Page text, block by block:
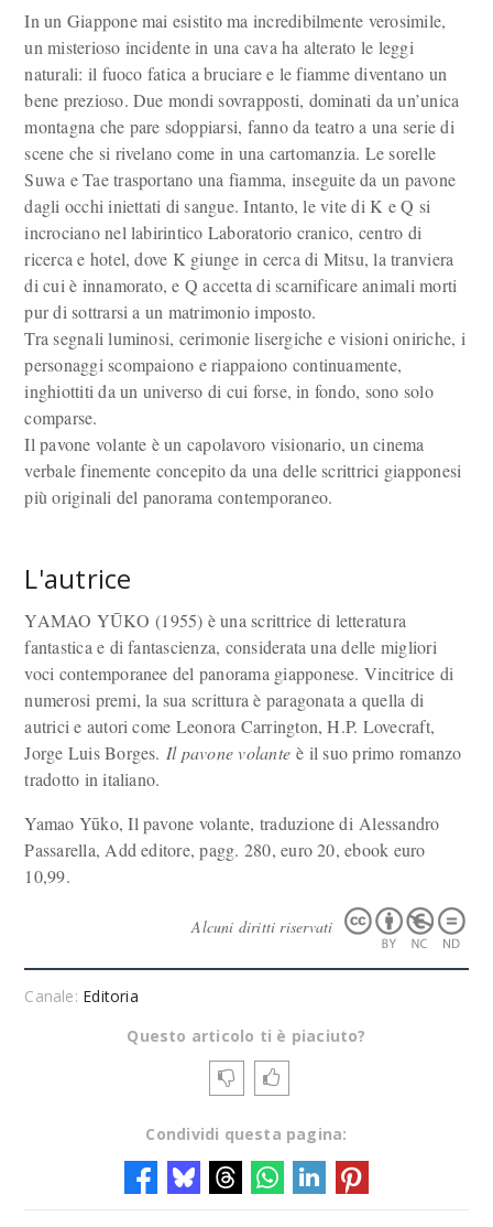
In un Giappone mai esistito ma incredibilmente verosimile,
un misterioso incidente in una cava ha alterato le leggi
naturali: il fuoco fatica a bruciare e le fiamme diventano un
bene prezioso. Due mondi sovrapposti, dominati da un’unica
montagna che pare sdoppiarsi, fanno da teatro a una serie di
scene che si rivelano come in una cartomanzia. Le sorelle
Suwa e Tae trasportano una fiamma, inseguite da un pavone
dagli occhi iniettati di sangue. Intanto, le vite di K e Q si
incrociano nel labirintico Laboratorio cranico, centro di
ricerca e hotel, dove K giunge in cerca di Mitsu, la tranviera
di cui è innamorato, e Q accetta di scarnificare animali morti
pur di sottrarsi a un matrimonio imposto.
Tra segnali luminosi, cerimonie lisergiche e visioni oniriche, i
personaggi scompaiono e riappaiono continuamente,
inghiottiti da un universo di cui forse, in fondo, sono solo
comparse.
Il pavone volante è un capolavoro visionario, un cinema
verbale finemente concepito da una delle scrittrici giapponesi
più originali del panorama contemporaneo.
L'autrice
YAMAO YŪKO (1955) è una scrittrice di letteratura
fantastica e di fantascienza, considerata una delle migliori
voci contemporanee del panorama giapponese. Vincitrice di
numerosi premi, la sua scrittura è paragonata a quella di
autrici e autori come Leonora Carrington, H.P. Lovecraft,
Jorge Luis Borges. Il pavone volanteè il suo primo romanzo
tradotto in italiano.
Yamao Yūko, Il pavone volante, traduzione di Alessandro
Passarella, Add editore, pagg. 280, euro 20, ebook euro
10,99.
Alcuni diritti riservati
Canale: Editoria
Questo articolo ti è piaciuto?
Condividi questa pagina: